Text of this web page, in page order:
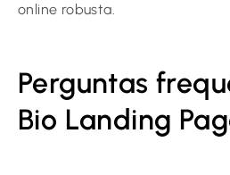
online robusta.
Perguntas
Bio Landing